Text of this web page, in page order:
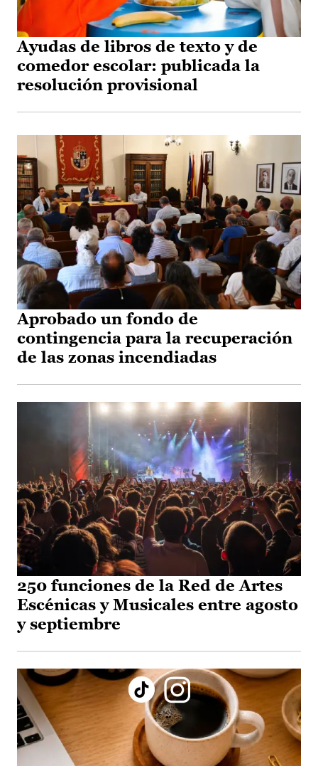
Ayudas de libros de texto y de
comedor escolar: publicada la
resolución provisional
Aprobado un fondo de
contingencia para la recuperación
de las zonas incendiadas
250 funciones de la Red de Artes
Escénicas y Musicales entre agosto
y septiembre